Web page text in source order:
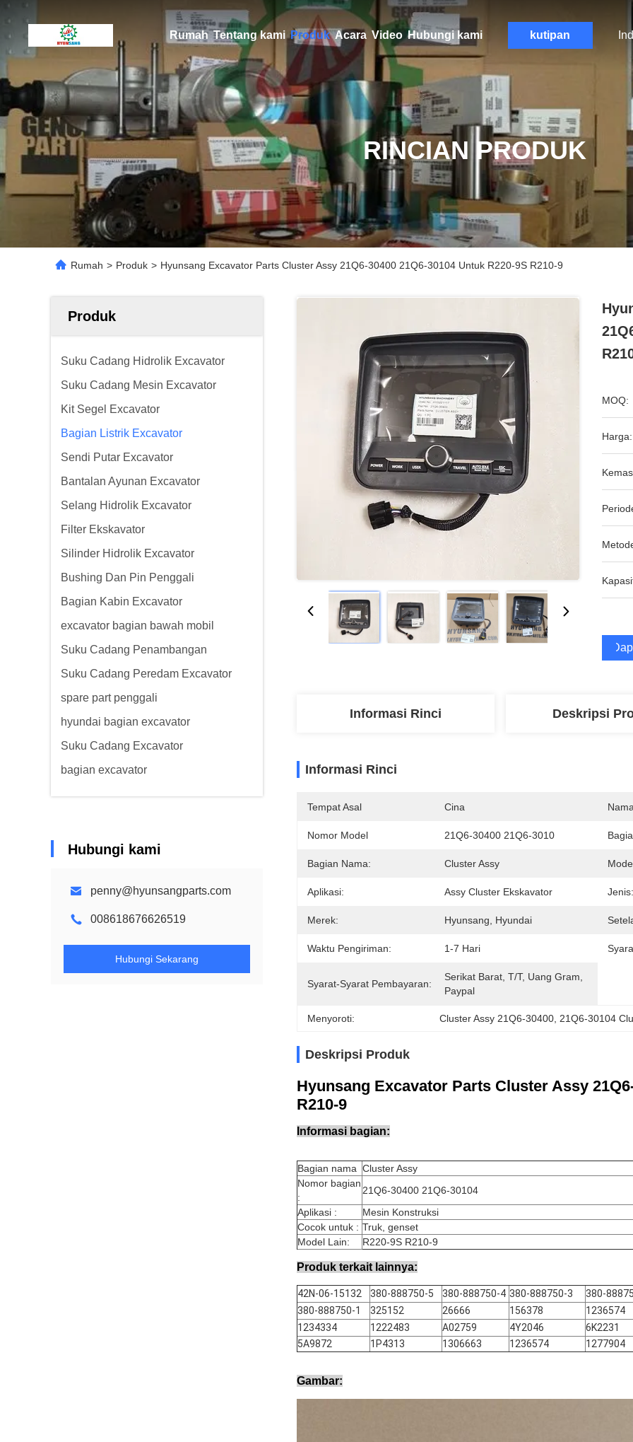
Rumah Tentang kami Produk Acara Video Hubungi kami kutipan
RINCIAN PRODUK
Rumah > Produk > Hyunsang Excavator Parts Cluster Assy 21Q6-30400 21Q6-30104 Untuk R220-9S R210-9
Produk
Suku Cadang Hidrolik Excavator
Suku Cadang Mesin Excavator
Kit Segel Excavator
Bagian Listrik Excavator
Sendi Putar Excavator
Bantalan Ayunan Excavator
Selang Hidrolik Excavator
Filter Ekskavator
Silinder Hidrolik Excavator
Bushing Dan Pin Penggali
Bagian Kabin Excavator
excavator bagian bawah mobil
Suku Cadang Penambangan
Suku Cadang Peredam Excavator
spare part penggali
hyundai bagian excavator
Suku Cadang Excavator
bagian excavator
Hubungi kami
penny@hyunsangparts.com
008618676626519
Hubungi Sekarang
MOQ:
Harga:
Informasi Rinci Deskripsi
Informasi Rinci
Tempat Asal Cina
Nomor Model 21Q6-30400 21Q6-3010
Bagian Nama: Cluster Assy
Aplikasi: Assy Cluster Ekskavator Jenis:
Merek: Hyunsang, Hyundai
Waktu Pengiriman: 1-7 Hari
Syarat-Syarat Pembayaran:
Serikat Barat, T/t, Uang Gram,
Paypal
Menyoroti: Cluster Assy 21Q6-30400 21Q6-30104
Deskripsi Produk
Hyunsang Excavator Parts Cluster Assy
R210-9
Informasi bagian:
Bagian nama Cluster Assy
Nomor bagian
:
21Q6-30400 21Q6-30104
Aplikasi :
Mesin Konstruksi
Cocok untuk : Truk, genset
Model Lain:
R220-9S R210-9
Produk terkait lainnya:
42N-06-15132 380-888750-5 380-888750-4 380-888750-3
380-
380-888750-1
325152 26666 156378
1236574
1234334
1222483 A02759 4Y2046
6K2231
5A9872
1P4313 1306663 1236574 1277904
Gambar: